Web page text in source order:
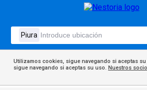
Utilizamos cookies, sigue navegando si aceptas
sigue navegando si aceptas su uso. Nuestros